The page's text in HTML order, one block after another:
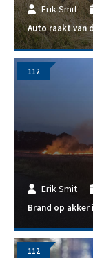
Erik Smit
Auto raakt van
Erik Smit
Brand op
112
112